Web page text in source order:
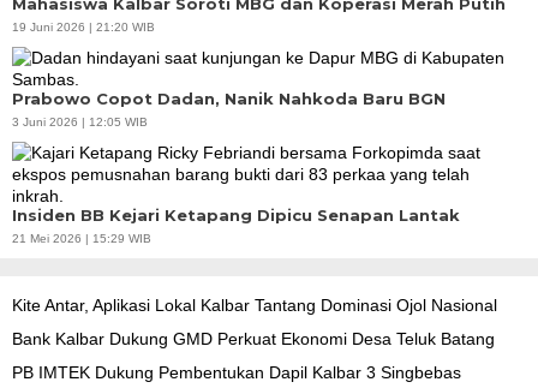
19 Juni 2026 | 21:20 WIB
Prabowo Copot Dadan, Nanik Nahkoda Baru BGN
3 Juni 2026 | 12:05 WIB
Insiden BB Kejari Ketapang Dipicu Senapan Lantak
21 Mei 2026 | 15:29 WIB
Kite Antar, Aplikasi Lokal Kalbar Tantang Dominasi Ojol Nasional
Bank Kalbar Dukung GMD Perkuat Ekonomi Desa Teluk Batang
PB IMTEK Dukung Pembentukan Dapil Kalbar 3 Singbebas